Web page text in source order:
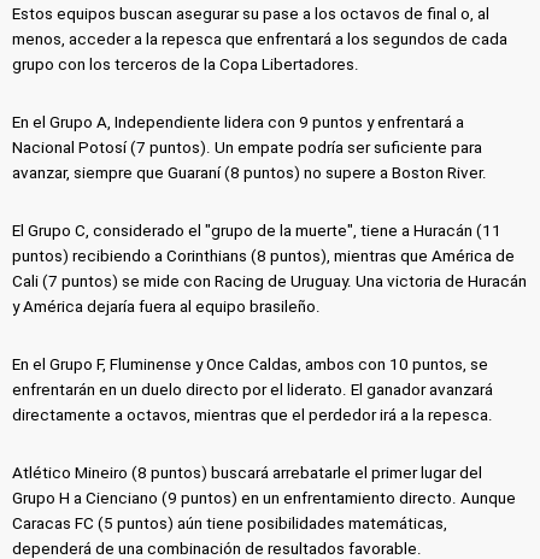
Estos equipos buscan asegurar su pase a los octavos de final o, al
menos, acceder a la repesca que enfrentará a los segundos de cada
grupo con los terceros de la Copa Libertadores.
En el Grupo A, Independiente lidera con 9 puntos y enfrentará a
Nacional Potosí (7 puntos). Un empate podría ser suficiente para
avanzar, siempre que Guaraní (8 puntos) no supere a Boston River.
El Grupo C, considerado el "grupo de la muerte", tiene a Huracán (11
puntos) recibiendo a Corinthians (8 puntos), mientras que América de
Cali (7 puntos) se mide con Racing de Uruguay. Una victoria de Huracán
y América dejaría fuera al equipo brasileño.
En el Grupo F, Fluminense y Once Caldas, ambos con 10 puntos, se
enfrentarán en un duelo directo por el liderato. El ganador avanzará
directamente a octavos, mientras que el perdedor irá a la repesca.
Atlético Mineiro (8 puntos) buscará arrebatarle el primer lugar del
Grupo H a Cienciano (9 puntos) en un enfrentamiento directo. Aunque
Caracas FC (5 puntos) aún tiene posibilidades matemáticas,
dependerá de una combinación de resultados favorable.